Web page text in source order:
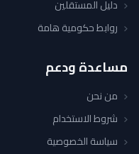
دليل المستقلين
روابط حكومية هامة
مساعدة ودعم
من نحن
شروط الاستخدام
سياسة الخصوصية